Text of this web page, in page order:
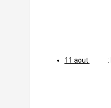
11 aout :